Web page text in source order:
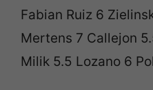
Fabian Ruiz 6
Mertens 7 Callejon
Milik 5.5 Lozano 6